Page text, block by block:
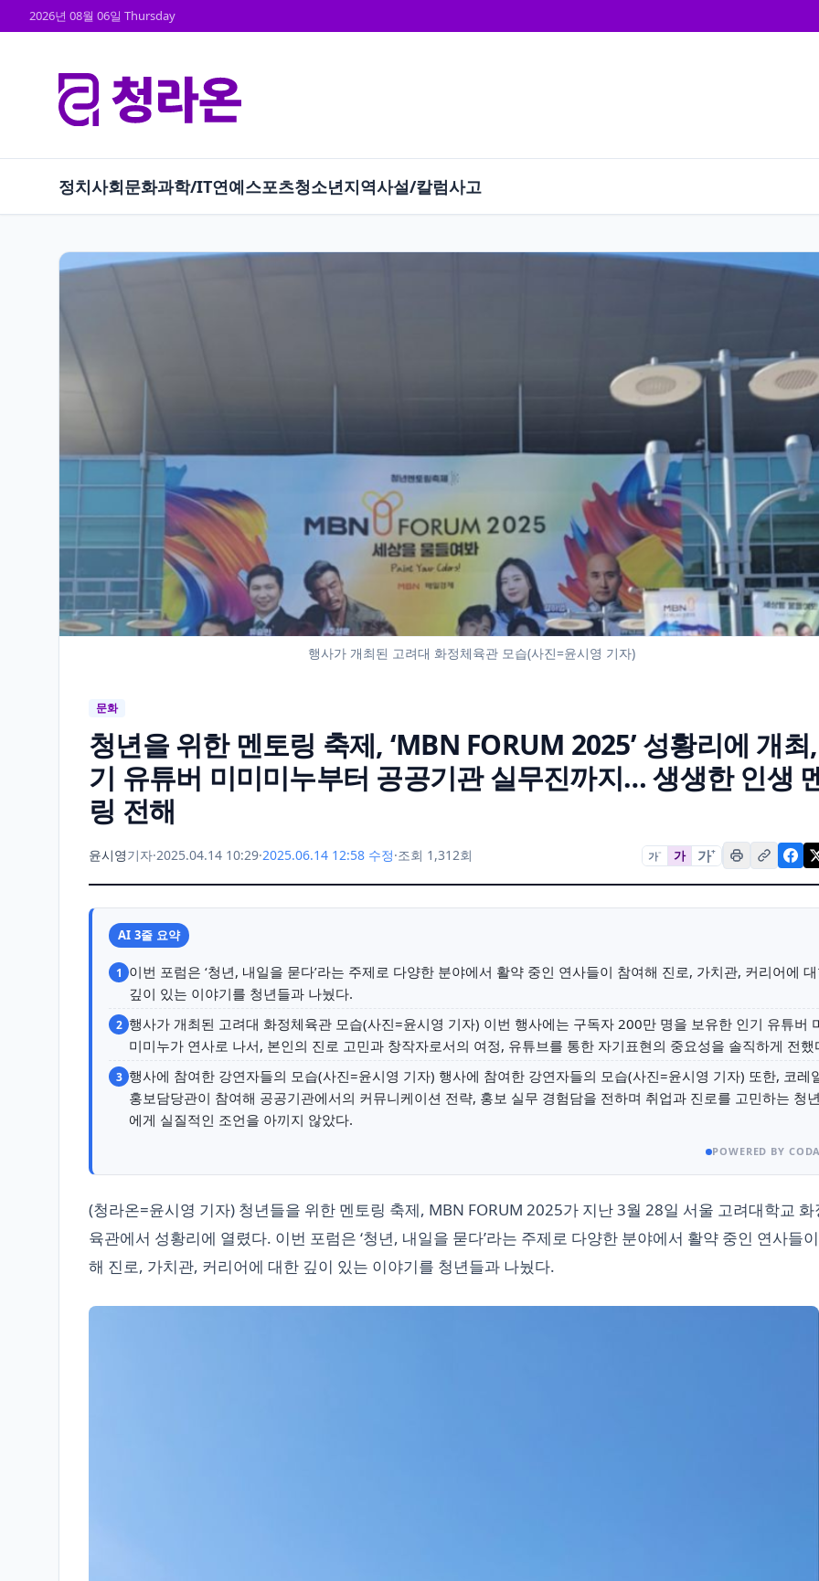
2026년 08월 06일 Thursday
정치사회문화과학/IT연예스포츠청소년지역사설/칼럼사고
행사가 개최된 고려대 화정체육관 모습(사진=윤시영 기자)
문화
청년을 위한 멘토링 축제, ‘MBN FORUM 2025’ 성황리에 개최
기 유튜버 미미미누부터 공공기관 실무진까지… 생생한 인생
링 전해
윤시영기자·2025.04.14 10:29·2025.06.14 12:58 수정·조회 1,312회 가− 가 가+
AI 3줄 요약
1 이번 포럼은 ‘청년, 내일을 묻다’라는 주제로 다양한 분야에서 활약 중인 연사들이 참여해 진로, 가치관, 커리어에
깊이 있는 이야기를 청년들과 나눴다.
2 행사가 개최된 고려대 화정체육관 모습(사진=윤시영 기자) 이번 행사에는 구독자 200만 명을 보유한 인기 유튜버
미미누가 연사로 나서, 본인의 진로 고민과 창작자로서의 여정, 유튜브를 통한 자기표현의 중요성을 솔직하게 전했
3 행사에 참여한 강연자들의 모습(사진=윤시영 기자) 행사에 참여한 강연자들의 모습(사진=윤시영 기자) 또한, 코레
홍보담당관이 참여해 공공기관에서의 커뮤니케이션 전략, 홍보 실무 경험담을 전하며 취업과 진로를 고민하는 청
에게 실질적인 조언을 아끼지 않았다.
POWERED BY
(청라온=윤시영 기자) 청년들을 위한 멘토링 축제, MBN FORUM 2025가 지난 3월 28일 서울 고려대학교 화
육관에서 성황리에 열렸다. 이번 포럼은 ‘청년, 내일을 묻다’라는 주제로 다양한 분야에서 활약 중인 연사들
해 진로, 가치관, 커리어에 대한 깊이 있는 이야기를 청년들과 나눴다.